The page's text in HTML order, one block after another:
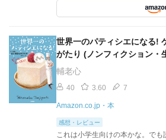
世界一のパティシエになる!
がたり (ノンフィクション・
輔老心
40 3.60 7
Amazon.co.jp・本
感想・レビュー
これは小学生向けの本かな。で